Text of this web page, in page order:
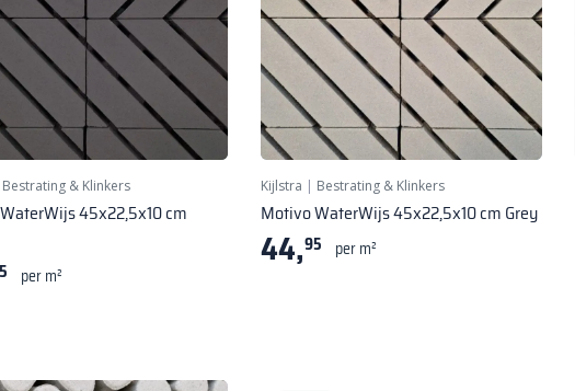
Bestrating & Klinkers
45x22,5x10 cm
per m²
Kijlstra | Bestrating & Klinkers
Motivo WaterWijs 45x22,5x10 cm Grey
44,95 per m²